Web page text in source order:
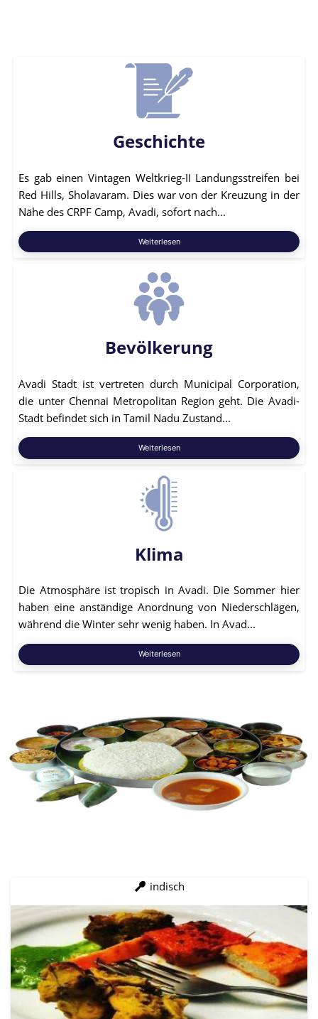
Geschichte
Es gab einen Vintagen Weltkrieg-II Landungsstreifen bei
Red Hills, Sholavaram. Dies war von der Kreuzung in der
Nähe des CRPF Camp, Avadi, sofort nach...
Weiterlesen
Bevölkerung
Avadi Stadt ist vertreten durch Municipal Corporation,
die unter Chennai Metropolitan Region geht. Die Avadi-
Stadt befindet sich in Tamil Nadu Zustand...
Weiterlesen
Klima
Die Atmosphäre ist tropisch in Avadi. Die Sommer hier
haben eine anständige Anordnung von Niederschlägen,
während die Winter sehr wenig haben. In Avad...
Weiterlesen
indisch